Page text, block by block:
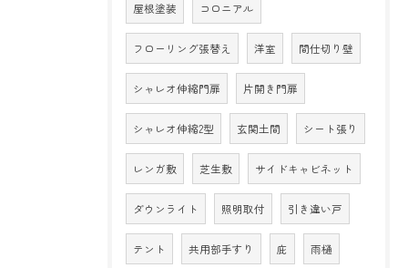
屋根塗装 コロニアル
フローリング張替え 洋室 間仕切り壁
シャレオ伸縮門扉 片開き門扉
シャレオ伸縮2型 玄関土間 シート張り
レンガ敷 芝生敷 サイドキャビネット
ダウンライト 照明取付 引き違い戸
テント 共用部手すり 庇 雨樋